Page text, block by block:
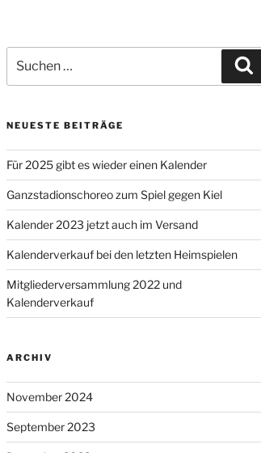
nach:
NEUESTE BEITRÄGE
Für 2025 gibt es wieder einen Kalender
Ganzstadionschoreo zum Spiel gegen Kiel
Kalender 2023 jetzt auch im Versand
Kalenderverkauf bei den letzten Heimspielen
Mitgliederversammlung 2022 und
Kalenderverkauf
ARCHIV
November 2024
September 2023